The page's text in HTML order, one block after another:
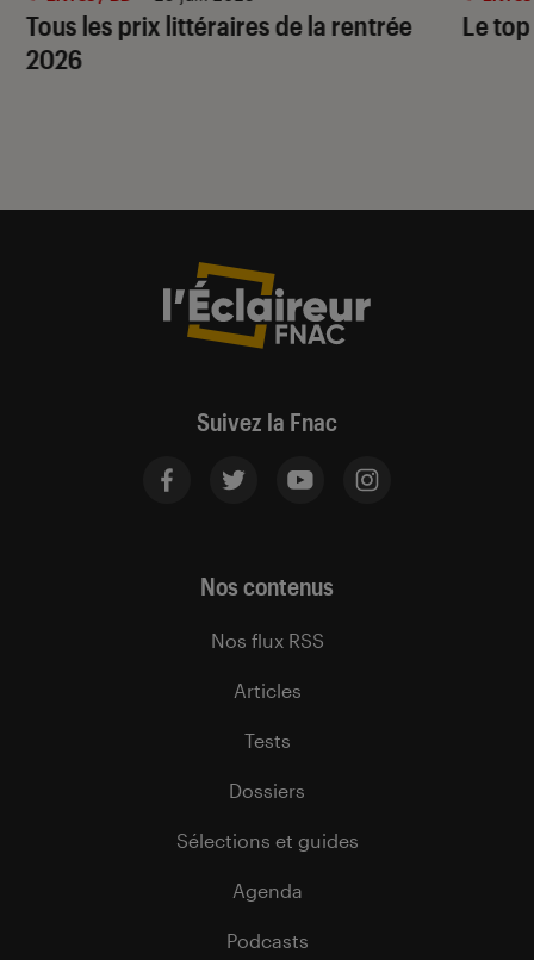
Tous les prix littéraires de la rentrée
2026
Le
Suivez la Fnac
Nos contenus
Nos flux RSS
Articles
Tests
Dossiers
Sélections et guides
Agenda
Podcasts